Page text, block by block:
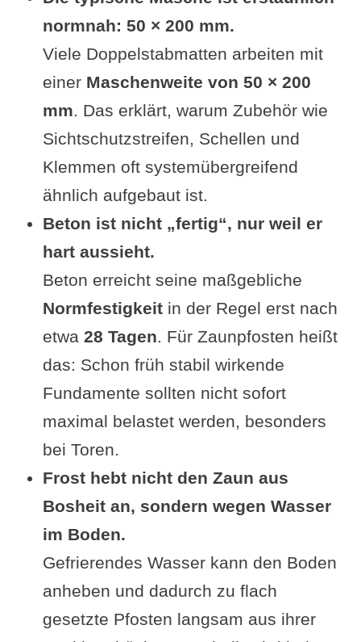
normnah: 50 × 200 mm.
Viele Doppelstabmatten arbeiten mit
einer Maschenweite von 50 × 200
mm . Das erklärt, warum Zubehör wie
Sichtschutzstreifen, Schellen und
Klemmen oft systemübergreifend
ähnlich aufgebaut ist.
Beton ist nicht „fertig“, nur weil er
hart aussieht.
Beton erreicht seine maßgebliche
Normfestigkeitin der Regel erst nach
etwa 28 Tagen . Für Zaunpfosten heißt
das: Schon früh stabil wirkende
Fundamente sollten nicht sofort
maximal belastet werden, besonders
bei Toren.
Frost hebt nicht den Zaun aus
Bosheit an, sondern wegen Wasser
im Boden.
Gefrierendes Wasser kann den Boden
anheben und dadurch zu flach
gesetzte Pfosten langsam aus ihrer